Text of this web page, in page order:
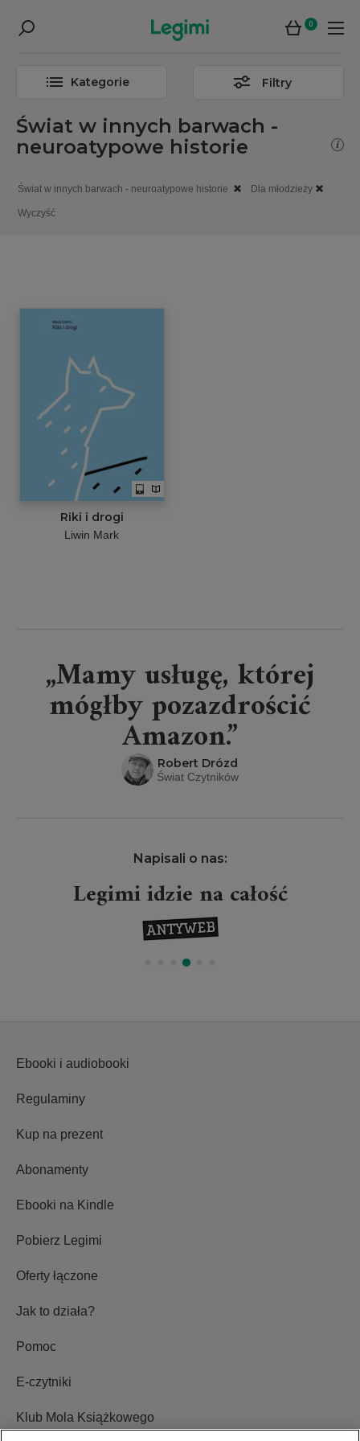
0
Kategorie Filtry
Świat w innych barwach -
neuroatypowe historie
Świat w innych barwach - neuroatypowe historie Dla młodzieży
Wyczyść
Riki i drogi
Liwin Mark
„Mamy usługę, której
mógłby pozazdrościć
Amazon.”
Robert Drózd
Świat Czytników
Napisali o nas:
Legimi idzie na całość
Ebooki i audiobooki
Regulaminy
Kup na prezent
Abonamenty
Ebooki na Kindle
Pobierz Legimi
Oferty łączone
Jak to działa?
Pomoc
E-czytniki
Klub Mola Książkowego